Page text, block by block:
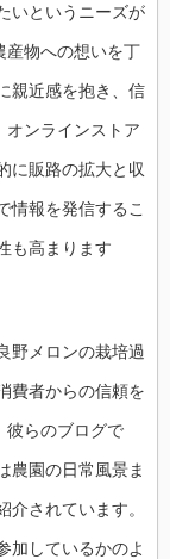
いというニーズが
産物への想いを丁
親近感を抱き、信
オンラインストア
に販路の拡大と収
情報を発信するこ
も高まります
野メロンの栽培過
費者からの信頼を
彼らのブログで
農園の日常風景ま
されています。
加しているかのよ